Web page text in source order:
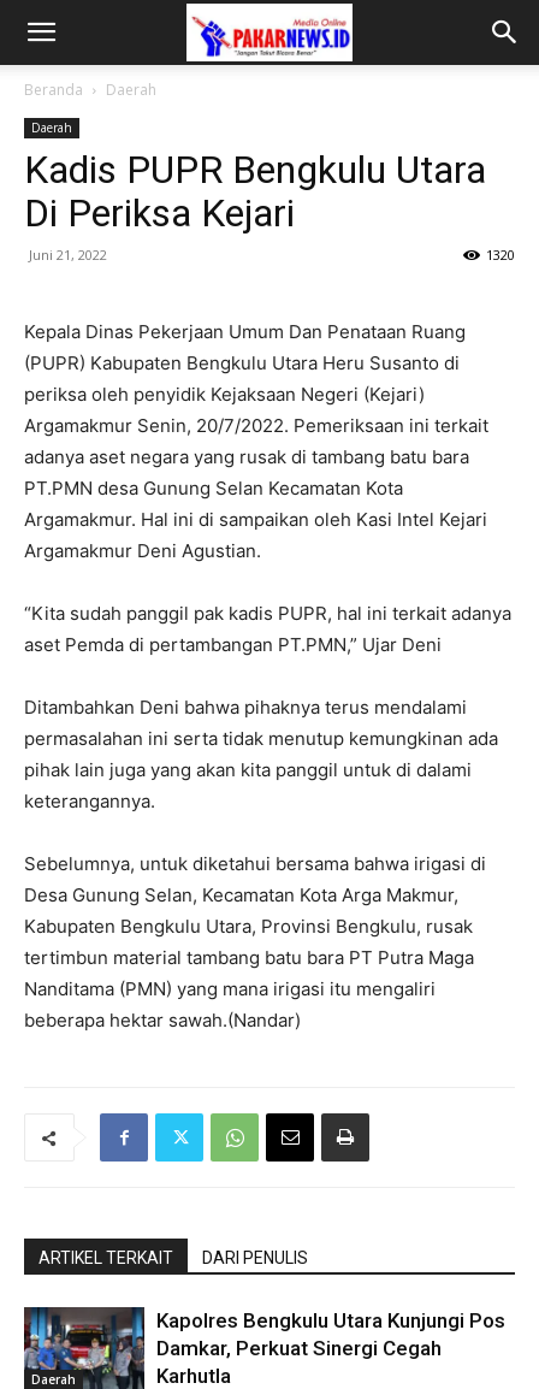
Beranda Daerah
Daerah
Kadis PUPR Bengkulu Utara
Di Periksa Kejari
Juni 21, 2022 1320
Kepala Dinas Pekerjaan Umum Dan Penataan Ruang
(PUPR) Kabupaten Bengkulu Utara Heru Susanto di
periksa oleh penyidik Kejaksaan Negeri (Kejari)
Argamakmur Senin, 20/7/2022. Pemeriksaan ini terkait
adanya aset negara yang rusak di tambang batu bara
PT.PMN desa Gunung Selan Kecamatan Kota
Argamakmur. Hal ini di sampaikan oleh Kasi Intel Kejari
Argamakmur Deni Agustian.
“Kita sudah panggil pak kadis PUPR, hal ini terkait adanya
aset Pemda di pertambangan PT.PMN,” Ujar Deni
Ditambahkan Deni bahwa pihaknya terus mendalami
permasalahan ini serta tidak menutup kemungkinan ada
pihak lain juga yang akan kita panggil untuk di dalami
keterangannya.
Sebelumnya, untuk diketahui bersama bahwa irigasi di
Desa Gunung Selan, Kecamatan Kota Arga Makmur,
Kabupaten Bengkulu Utara, Provinsi Bengkulu, rusak
tertimbun material tambang batu bara PT Putra Maga
Nanditama (PMN) yang mana irigasi itu mengaliri
beberapa hektar sawah.(Nandar)
ARTIKEL TERKAIT DARI PENULIS
Daerah
Kapolres Bengkulu Utara Kunjungi Pos
Damkar, Perkuat Sinergi Cegah
Karhutla